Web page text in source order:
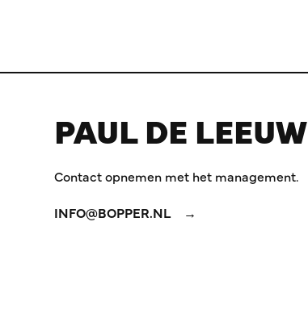
PAUL DE LEEUW
Contact opnemen met het management.
INFO@BOPPER.NL